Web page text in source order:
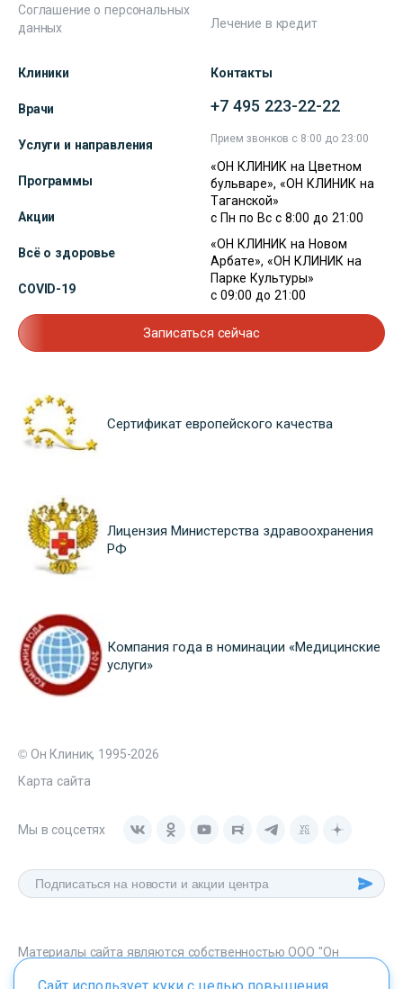
Соглашение о персональных
данных
Лечение в кредит
Клиники
Врачи
Услуги и направления
Программы
Акции
Всё о здоровье
COVID-19
Контакты
+7 495 223-22-22
Прием звонков с 8:00 до 23:00
«ОН КЛИНИК на Цветном
бульваре», «ОН КЛИНИК на
Таганской»
с Пн по Вс с 8:00 до 21:00
«ОН КЛИНИК на Новом
Арбате», «ОН КЛИНИК на
Парке Культуры»
с 09:00 до 21:00
Записаться сейчас
Сертификат европейского качества
Лицензия Министерства здравоохранения
РФ
Компания года в номинации «Медицинские
услуги»
© Он Клиник, 1995-2026
Карта сайта
Мы в соцсетях
Материалы сайта являются собственностью ООО "Он